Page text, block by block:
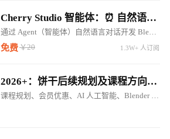
Cherry Studio 智能体：⏰ 自然语言对话开发 Blender LLM 插件 ⚠️⚠️⚠️
通过 Agent（智能体）自然语言对话开发 Blender 调用 LM Studio 对话插件
免费￥20 1.3W+ 人订阅
2026+：饼干后续规划及课程方向调整（内含惊喜内容...）
课程规划、会员优惠、AI 人工智能、Blender 5.0